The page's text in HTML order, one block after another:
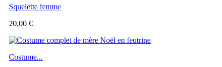
Squelette femme
20,00 €
Costume...